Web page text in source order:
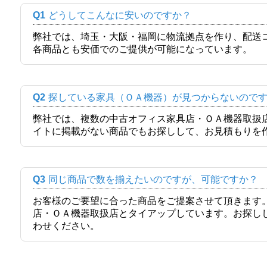
Q1 どうしてこんなに安いのですか？
弊社では、埼玉・大阪・福岡に物流拠点を作り、配
各商品とも安価でのご提供が可能になっています。
Q2 探している家具（ＯＡ機器）が見つからないので
弊社では、複数の中古オフィス家具店・ＯＡ機器取
イトに掲載がない商品でもお探しして、お見積もりを
Q3 同じ商品で数を揃えたいのですが、可能ですか？
お客様のご要望に合った商品をご提案させて頂きま
店・ＯＡ機器取扱店とタイアップしています。お探
わせください。